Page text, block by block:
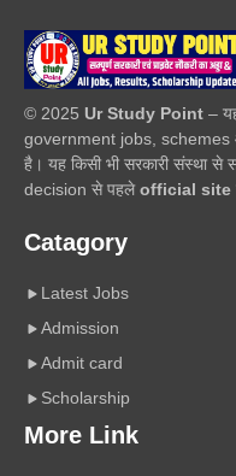
© 2025 Ur Study Point –
government jobs, schemes
है। यह किसी भी सरकारी संस्था से
decision से पहलेofficial site
Catagory
Latest Jobs
Admission
Admit card
Scholarship
More Link